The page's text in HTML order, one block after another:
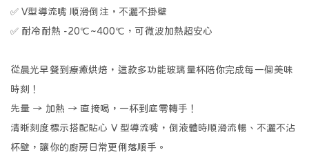
✅ V型導流嘴 順滑倒注，不灑不掛壁
✅ 耐冷耐熱 -20℃~400℃，可微波加熱超安心
從晨光早餐到療癒烘焙，這款多功能玻璃量杯陪你完成每一個美味
時刻！
先量 → 加熱 → 直接喝，一杯到底零轉手！
清晰刻度標示搭配貼心 V 型導流嘴，倒液體時順滑流暢、不灑不沾
杯壁，讓你的廚房日常更俐落順手。